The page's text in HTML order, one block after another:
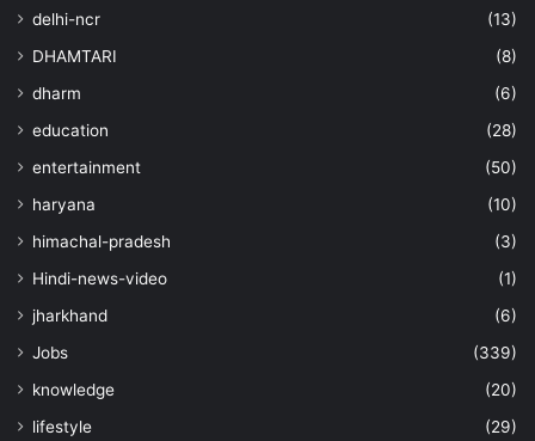
delhi-ncr
(13)
DHAMTARI
(8)
dharm
(6)
education
(28)
entertainment
(50)
haryana
(10)
himachal-pradesh
(3)
Hindi-news-video
(1)
jharkhand
(6)
Jobs
(339)
knowledge
(20)
lifestyle
(29)